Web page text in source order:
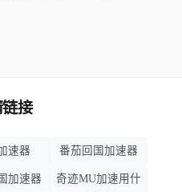
接
速器 番茄回国加速器
加速器
奇迹MU加速用什